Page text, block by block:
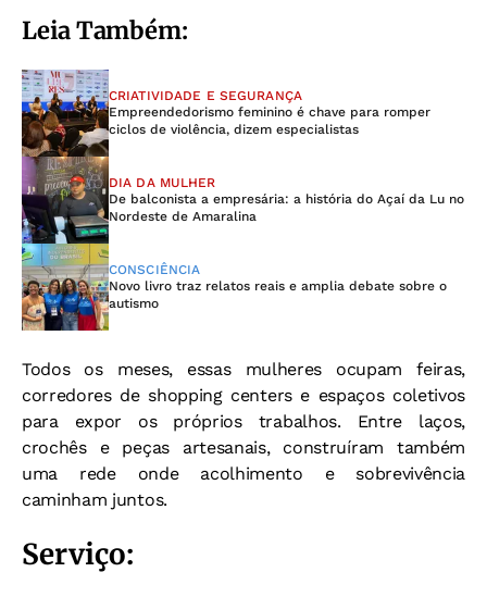
Leia Também:
CRIATIVIDADE E SEGURANÇA
Empreendedorismo feminino é chave para romper
ciclos de violência, dizem especialistas
DIA DA MULHER
De balconista a empresária: a história do Açaí da Lu no
Nordeste de Amaralina
CONSCIÊNCIA
Novo livro traz relatos reais e amplia debate sobre o
autismo
Todos os meses, essas mulheres ocupam feiras,
corredores de shopping centers e espaços coletivos
para expor os próprios trabalhos. Entre laços,
crochês e peças artesanais, construíram também
uma rede onde acolhimento e sobrevivência
caminham juntos.
Serviço: